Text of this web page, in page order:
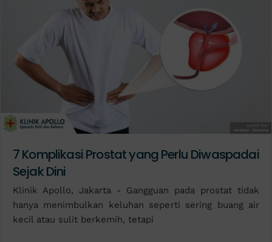
7 Komplikasi Prostat yang Perlu Diwaspadai
Sejak Dini
Klinik Apollo, Jakarta - Gangguan pada prostat tidak
hanya menimbulkan keluhan seperti sering buang air
kecil atau sulit berkemih, tetapi